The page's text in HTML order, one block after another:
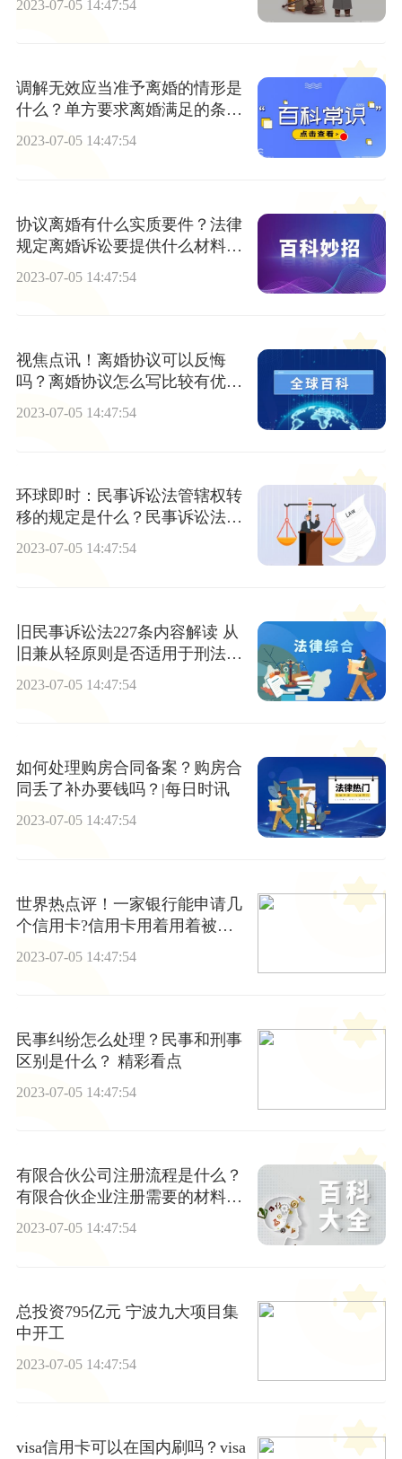
2023-07-05 14:47:54
调解无效应当准予离婚的情形是
什么？单方要求离婚满足的条件
有哪些？
2023-07-05 14:47:54
协议离婚有什么实质要件？法律
规定离婚诉讼要提供什么材料？
2023-07-05 14:47:54
视焦点讯！离婚协议可以反悔
吗？离婚协议怎么写比较有优
势？
2023-07-05 14:47:54
环球即时：民事诉讼法管辖权转
移的规定是什么？民事诉讼法的
基本制度是什么？
2023-07-05 14:47:54
旧民事诉讼法227条内容解读 从
旧兼从轻原则是否适用于刑法司
2023-07-05 14:47:54
如何处理购房合同备案？购房合
同丢了补办要钱吗？|每日时讯
2023-07-05 14:47:54
世界热点评！一家银行能申请几
个信用卡?信用卡用着用着被降
2023-07-05 14:47:54
民事纠纷怎么处理？民事和刑事
区别是什么？ 精彩看点
2023-07-05 14:47:54
有限合伙公司注册流程是什么？
有限合伙企业注册需要的材料是
什么？-环球资讯
2023-07-05 14:47:54
总投资795亿元 宁波九大项目集
中开工
2023-07-05 14:47:54
visa信用卡可以在国内刷吗？visa